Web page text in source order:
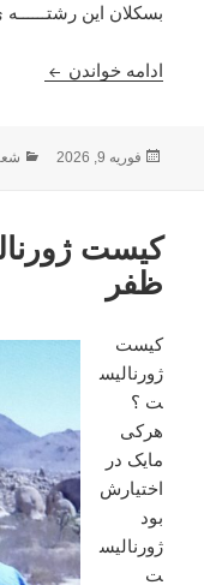
بسکلان این رشتــــــه
ادامه خواندن بـــا
ارسال
فوریه 9, 2026
کیست
ظفر
کیست
ژورنالیس
ت ؟
هرکی
مایک در
اختیارش
بود
ژورنالیس
ت